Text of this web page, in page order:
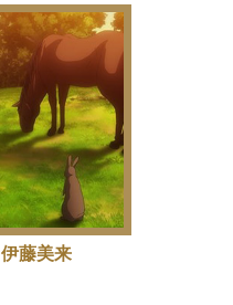
藤美来